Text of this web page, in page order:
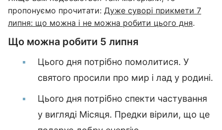
пропонуємо прочитати: Дуже суворі прикмети 7
липня: що можна і не можна робити цього дня.
Що можна робити 5 липня
Цього дня потрібно помолитися. У
святого просили про мир і лад у родині.
Цього дня потрібно спекти частування
у вигляді Місяця. Предки вірили, що це